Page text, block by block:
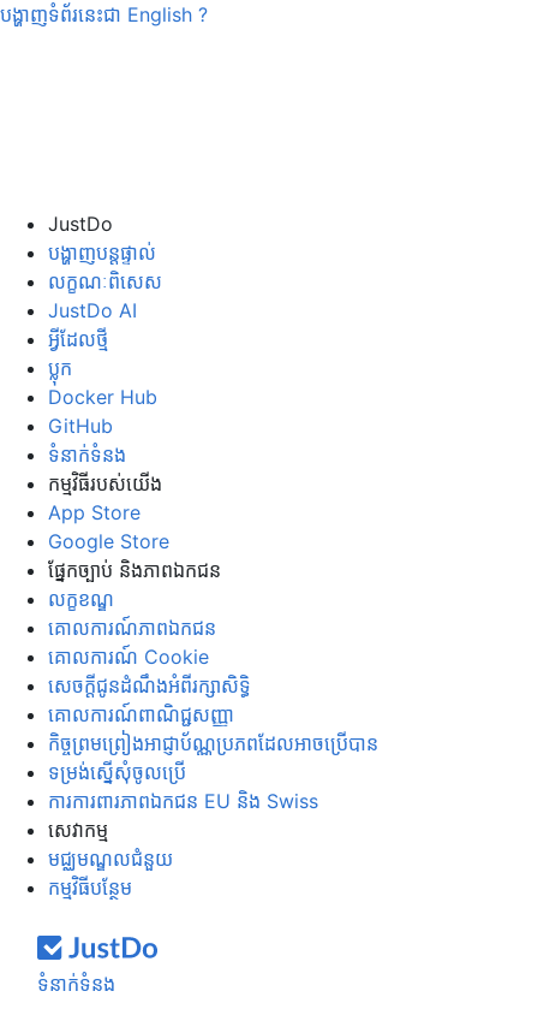
បង្ហាញទំព័រនេះជា English ?
JustDo
បង្ហាញបន្តផ្ទាល់
លក្ខណៈពិសេស
JustDo AI
អ្វីដែលថ្មី
ប្លុក
Docker Hub
GitHub
ទំនាក់ទំនង
កម្មវិធី​របស់​យើង
App Store
Google Store
ផ្នែក​ច្បាប់ និង​ភាព​ឯកជន
លក្ខខណ្ឌ
គោលការណ៍​ភាព​ឯកជន
គោលការណ៍ Cookie
សេចក្ដី​ជូន​ដំណឹង​អំពី​រក្សា​សិទ្ធិ
គោលការណ៍ពាណិជ្ជសញ្ញា
កិច្ចព្រមព្រៀងអាជ្ញាប័ណ្ណប្រភពដែលអាចប្រើបាន
ទម្រង់​ស្នើ​សុំ​ចូល​ប្រើ
ការ​ការពារ​ភាព​ឯកជន EU និង Swiss
សេវាកម្ម
មជ្ឈមណ្ឌលជំនួយ
កម្មវិធីបន្ថែម
ទំនាក់ទំនង